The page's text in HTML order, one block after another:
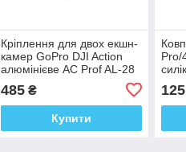
Кріплення для двох екшн-
камер GoPro DJI Action
алюмінієве AC Prof AL-28
485₴
Купити
Pro/
125